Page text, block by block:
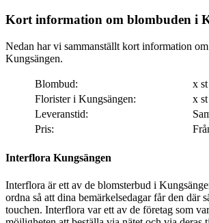
Kort information om blombuden i
Nedan har vi sammanställt kort information
Kungsängen.
Blombud:
x st
Florister i Kungsängen:
x st
Leveranstid:
Pris:
Interflora Kungsängen
Interflora är ett av de blomsterbud i
ordna så att dina bemärkelsedagar får den där
touchen. Interflora var ett av de företag som var tidigast ute med